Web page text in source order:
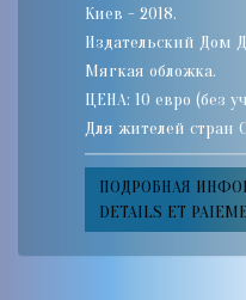
Киев - 2018.
Издательский Дом
Мягкая обложка.
ЦЕНА: 10 евро (без
Для жителей стран
ПОДРОБНАЯ
DETAILS ET